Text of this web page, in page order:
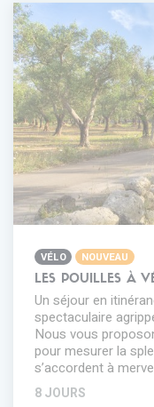
VÉLO NOUVEAU
LES POUILLES À
Un séjour en
spectaculaire
Nous vous
pour mesurer la
s’accordent à
8 JOURS